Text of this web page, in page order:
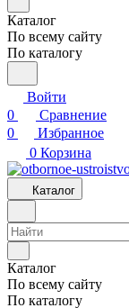
Каталог
По всему сайту
По каталогу
Войти
0
Сравнение
0
Избранное
0 Корзина
Каталог
Каталог
По всему сайту
По каталогу